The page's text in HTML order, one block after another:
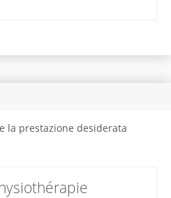
la prestazione desiderata